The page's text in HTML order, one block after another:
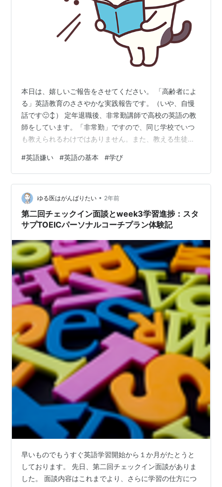
本日は、嬉しいご報告をさせてください。 「高齢者によ
る」英語教育のささやかな実践報告です。（いや、自慢
話です🙂‍↕️） 定年退職後、非常勤講師で高校の英語の教
師をしています。「非常勤」ですので、同じ学校でいつ
も教えられるわけではありません。また、教える生徒の
も「輪切り」されていることが多いので、一つの学校で
の英語のレベルはだいたい均一で対応しやすいのは助か
ります。 ここ数年続けて教鞭をとっているある学校の生
徒は「みんな英語が苦手」です。私の場合、２年目でだ
いたい当該の学校の生徒の雰囲気と英語力を把握できま
す。「みんな英語が苦手」の原因は...や…
#英語嫌い #英語の基本 #学び
ゆる医はがんばりたい • 2年前
第二回チェックイン面談とweek3学習進捗：スタ
サプTOEICパーソナルコーチプラン体験記
早いものでもうすぐ英語学習開始から１か月がたとうと
しております。 先日、第二回チェックイン面談がありま
した。 面談内容はこれまでより、さらに学習の仕方につ